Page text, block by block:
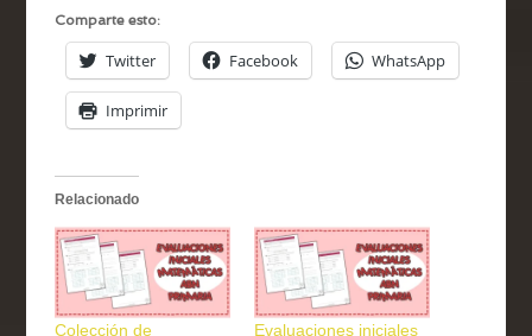
Comparte esto:
Twitter Facebook WhatsApp
Imprimir
Relacionado
Colección de Evaluaciones iniciales